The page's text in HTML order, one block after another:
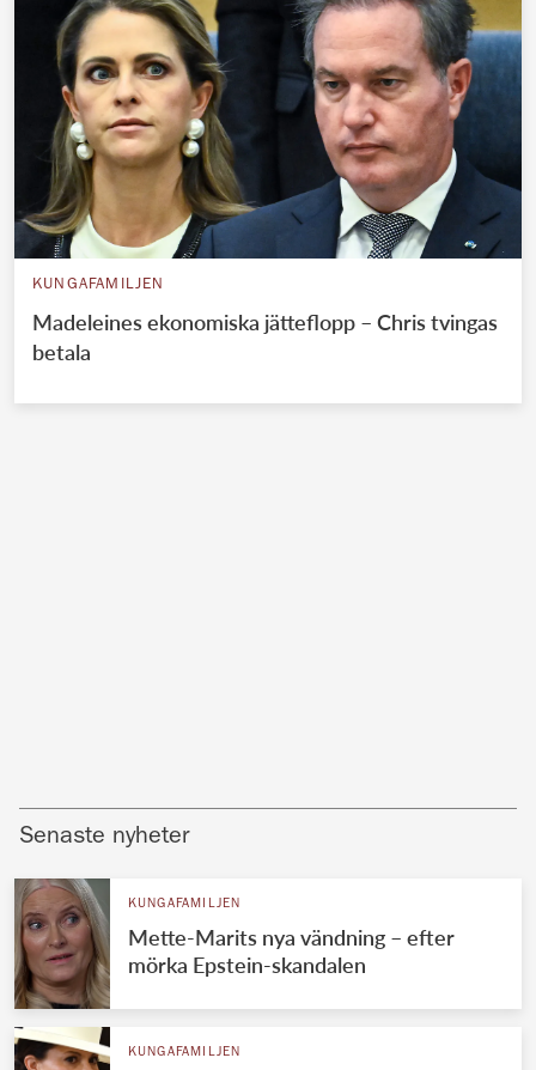
KUNGAFAMILJEN
Madeleines ekonomiska jätteflopp – Chris tvingas
betala
Senaste nyheter
KUNGAFAMILJEN
Mette-Marits nya vändning – efter
mörka Epstein-skandalen
KUNGAFAMILJEN